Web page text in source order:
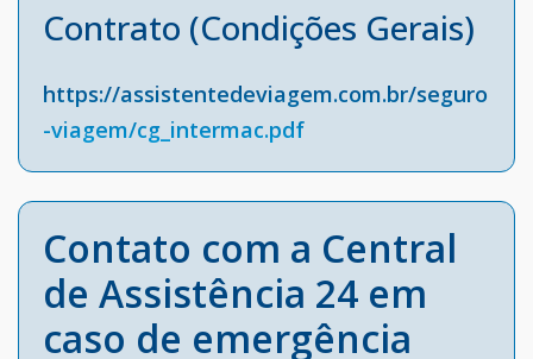
Contrato (Condições Gerais)
https://assistentedeviagem.com.br/seguro
-viagem/cg_intermac.pdf
Contato com a Central
de Assistência 24 em
caso de emergência